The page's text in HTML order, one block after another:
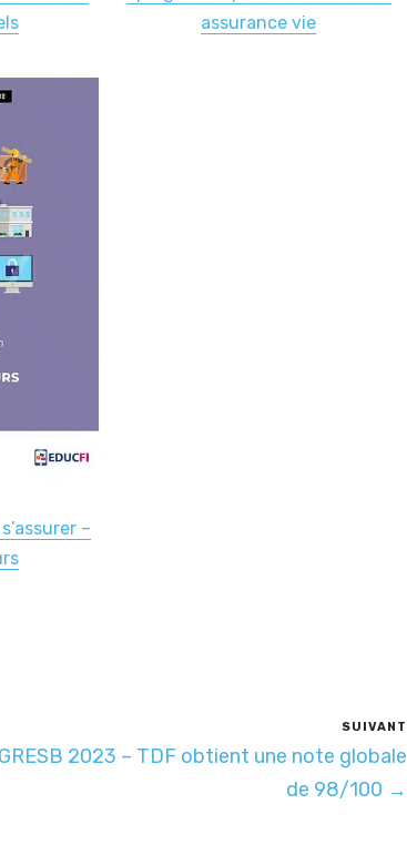
assurance vie
–
SUIVANT
GRESB 2023 – TDF obtient une note globale
de 98/100 →